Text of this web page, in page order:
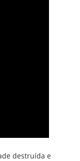
destruída e